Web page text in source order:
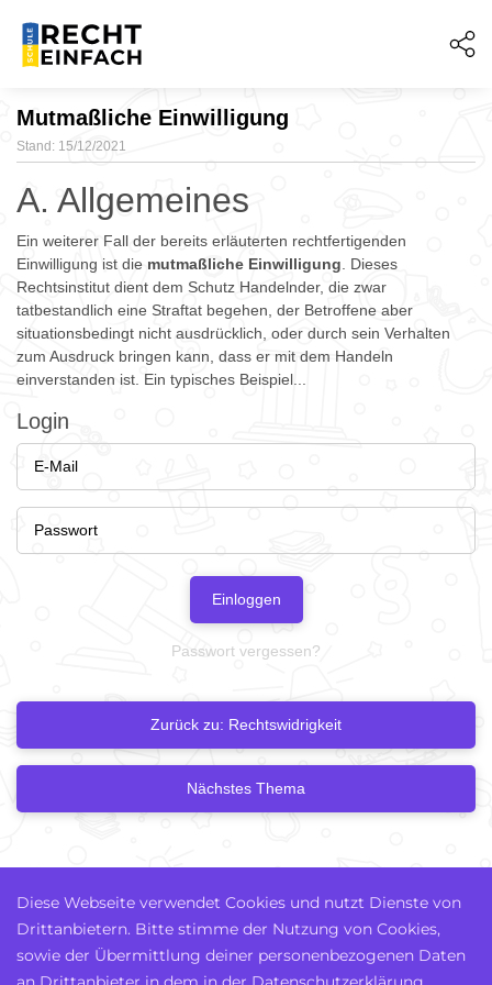
Mutmaßliche Einwilligung
Stand: 15/12/2021
A. Allgemeines
Ein weiterer Fall der bereits erläuterten rechtfertigenden
Einwilligung ist die mutmaßliche Einwilligung . Dieses
Rechtsinstitut dient dem Schutz Handelnder, die zwar
tatbestandlich eine Straftat begehen, der Betroffene aber
situationsbedingt nicht ausdrücklich, oder durch sein Verhalten
zum Ausdruck bringen kann, dass er mit dem Handeln
einverstanden ist. Ein typisches Beispiel...
Login
Einloggen
Passwort vergessen?
Zurück zu: Rechtswidrigkeit
Nächstes Thema
Diese Webseite verwendet Cookies und nutzt Dienste von
Drittanbietern. Bitte stimme der Nutzung von Cookies,
sowie der Übermittlung deiner personenbezogenen Daten